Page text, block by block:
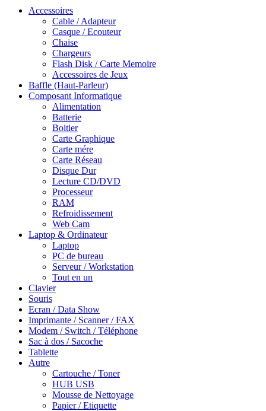
Accessoires
Cable / Adapteur
Casque / Ecouteur
Chaise
Chargeurs
Flash Disk / Carte Memoire
Accessoires de Jeux
Baffle (Haut-Parleur)
Composant Informatique
Alimentation
Batterie
Boitier
Carte Graphique
Carte mére
Carte Réseau
Disque Dur
Lecture CD/DVD
Processeur
RAM
Refroidissement
Web Cam
Laptop & Ordinateur
Laptop
PC de bureau
Serveur / Workstation
Tout en un
Clavier
Souris
Ecran / Data Show
Imprimante / Scanner / FAX
Modem / Switch / Téléphone
Sac à dos / Sacoche
Tablette
Autre
Cartouche / Toner
HUB USB
Mousse de Nettoyage
Papier / Etiquette